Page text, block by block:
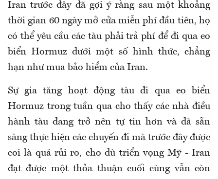
Iran trước đây đã gợi ý rằng sau một khoảng
thời gian 60 ngày mở cửa miễn phí đầu tiên, họ
có thể yêu cầu các tàu phải trả phí để đi qua eo
biển Hormuz dưới một số hình thức, chẳng
hạn như mua bảo hiểm của Iran.
Sự gia tăng hoạt động tàu đi qua eo biển
Hormuz trong tuần qua cho thấy các nhà điều
hành tàu đang trở nên tự tin hơn và đã sẵn
sàng thực hiện các chuyến đi mà trước đây được
coi là quá rủi ro, cho dù triển vọng Mỹ - Iran
đạt được một thỏa thuận cuối cùng vẫn còn